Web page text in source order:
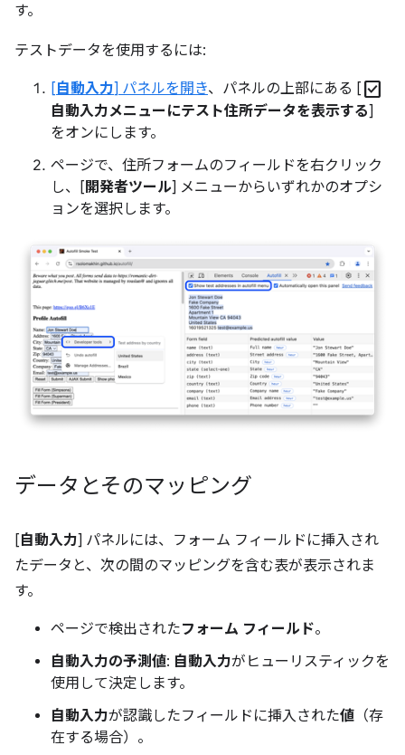
す。
テストデータを使用するには:
[自動入力] パネルを開き、パネルの上部にある [ check_box
自動入力メニューにテスト住所データを表示する]
をオンにします。
ページで、住所フォームのフィールドを右クリック
し、[ 開発者ツール] メニューからいずれかのオプシ
ョンを選択します。
データとそのマッピング
[自動入力] パネルには、フォーム フィールドに挿入され
たデータと、次の間のマッピングを含む表が表示されま
す。
ページで検出されたフォーム フィールド。
自動入力の予測値: 自動入力がヒューリスティックを
使用して決定します。
自動入力が認識したフィールドに挿入された値 （存
在する場合）。